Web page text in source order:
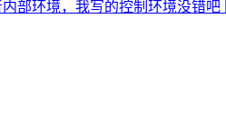
部环境，我写的控制环境没错吧